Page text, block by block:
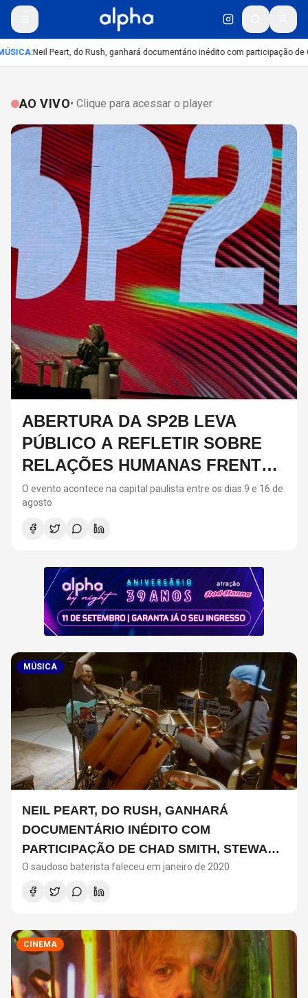
:Neil Peart, do Rush, ganhará documentário inédito com participação de
AO VIVO• Clique para acessar o player
ABERTURA DA SP2B LEVA
PÚBLICO A REFLETIR SOBRE
RELAÇÕES HUMANAS FRENTE
AO CRESCIMENTO DA IA;
CONFIRA
O evento acontece na capital paulista entre os dias 9 e 16 de
agosto
MÚSICA
NEIL PEART, DO RUSH, GANHARÁ
DOCUMENTÁRIO INÉDITO COM
PARTICIPAÇÃO DE CHAD SMITH, STEWART
COPELAND E DANNY CAREY
O saudoso baterista faleceu em janeiro de 2020
CINEMA